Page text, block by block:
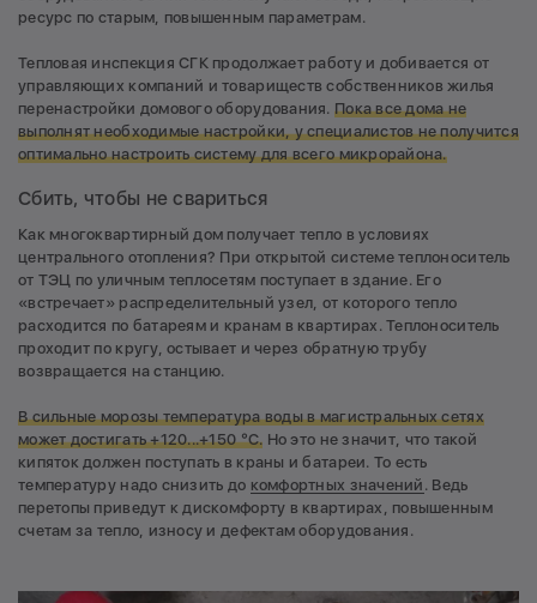
ресурс по старым, повышенным параметрам.
Тепловая инспекция СГК продолжает работу и добивается от
управляющих компаний и товариществ собственников жилья
перенастройки домового оборудования. Пока все дома не
выполнят необходимые настройки, у специалистов не получится
оптимально настроить систему для всего микрорайона.
Сбить, чтобы не свариться
Как многоквартирный дом получает тепло в условиях
центрального отопления? При открытой системе теплоноситель
от ТЭЦ по уличным теплосетям поступает в здание. Его
«встречает» распределительный узел, от которого тепло
расходится по батареям и кранам в квартирах. Теплоноситель
проходит по кругу, остывает и через обратную трубу
возвращается на станцию.
В сильные морозы температура воды в магистральных сетях
может достигать +120...+150 °С. Но это не значит, что такой
кипяток должен поступать в краны и батареи. То есть
температуру надо снизить до комфортных значений . Ведь
перетопы приведут к дискомфорту в квартирах, повышенным
счетам за тепло, износу и дефектам оборудования.